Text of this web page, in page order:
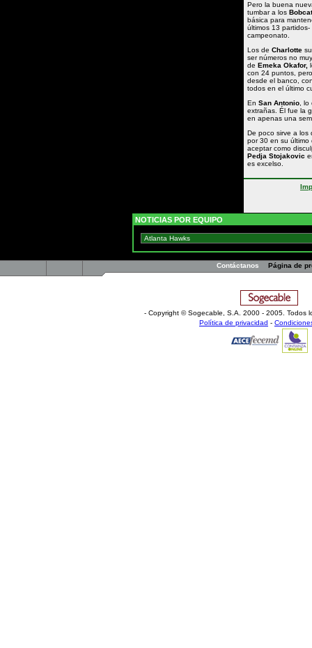
Pero la buena
tumbar a los
básica para
últimos 13
campeonato.
Los de Charlotte
ser números no
de Emeka Okafor,
con 24 puntos,
desde el banco,
todos en el último
En San Antonio ,
extrañas. Él fue la
en apenas una
De poco sirve a los
por 30 en su último
aceptar como
Pedja Stojakovic
es excelso.
NOTICIAS POR EQUIPO
Contáctanos Página de
- Copyright © Sogecable, S.A. 2000 - 2005. Todos
Política de privacidad -